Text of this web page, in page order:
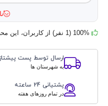
ارسال توسط پست پیشتاز
به شهرستان ها
پشتیانی 24 ساعته
در تمام روزهای هفته